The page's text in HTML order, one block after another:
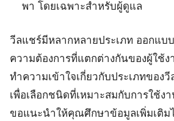
พา โดยเฉพาะสำหรับผู้ดูแล
วีลแชร์มีหลากหลายประเภท ออกแบ
ความต้องการที่แตกต่างกันของผู้ใช้
ทำความเข้าใจเกี่ยวกับประเภทของวี
เพื่อเลือกชนิดที่เหมาะสมกับการใช้ง
ขอแนะนำให้คุณศึกษาข้อมูลเพิ่มเติม